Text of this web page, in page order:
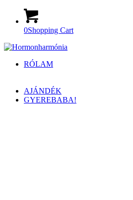
0Shopping Cart
RÓLAM
AJÁNDÉK
GYEREBABA!